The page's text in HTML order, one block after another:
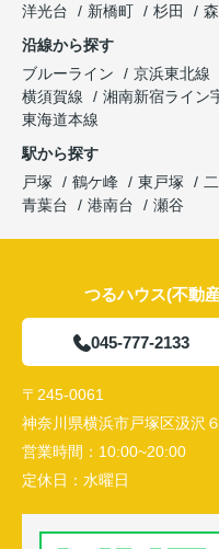
洋光台
新橋町 杉田
森
沿線から探す
ブルーライン
京浜東北線
横須賀線
湘南新宿ライン
東海道本線
駅から探す
戸塚
鶴ケ峰 東戸塚
青葉台
港南台 瀬谷
つるハウス(不動
045-777-2133
〒245-0061
神奈川県横浜市戸塚区汲沢
営業時間： 10:00~20:00
定休日： 水曜日